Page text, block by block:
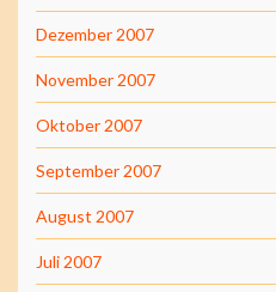
Dezember 2007
November 2007
Oktober 2007
September 2007
August 2007
Juli 2007